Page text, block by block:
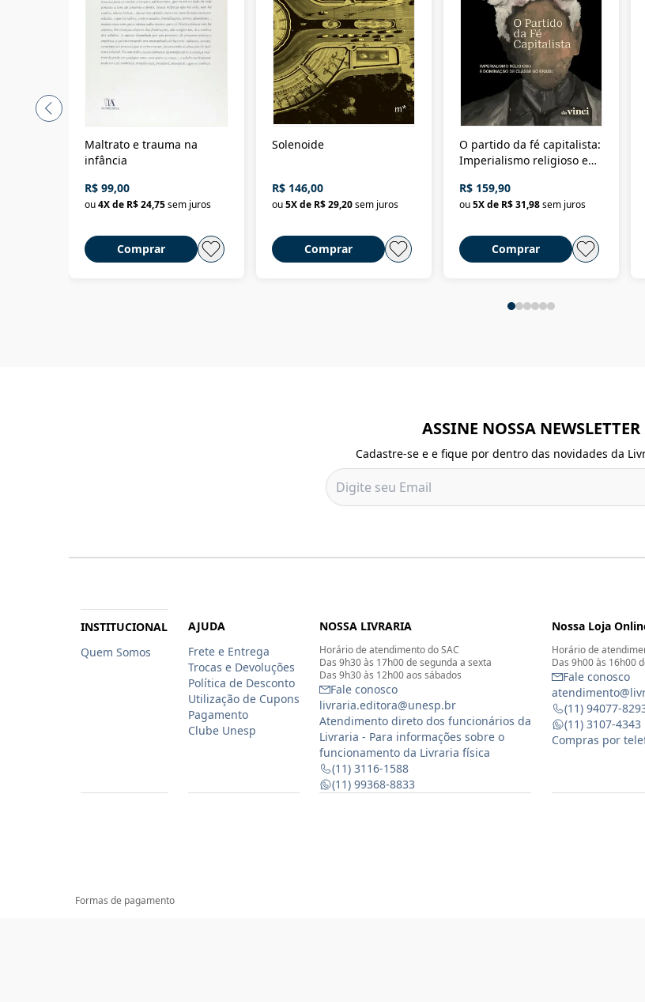
Maltrato e trauma na
infância
R$ 99,00
ou4X de R$ 24,75sem juros
Comprar
Solenoide
R$ 146,00
ou5X de R$ 29,20sem juros
Comprar
O partido da fé capitalista:
Imperialismo religioso e
Brasil
R$ 159,90
ou5X de R$ 31,98sem juros
Comprar
ASSINE NOSSA NEWSLETTER
Cadastre-se e e fique por dentro das novidades da
INSTITUCIONAL
Quem Somos
AJUDA
Frete e Entrega
Trocas e Devoluções
Política de Desconto
Utilização de Cupons
Pagamento
Clube Unesp
NOSSA LIVRARIA
Horário de atendimento do SAC
Das 9h30 às 17h00 de segunda a sexta
Das 9h30 às 12h00 aos sábados
Fale conosco
livraria.editora@unesp.br
Atendimento direto dos funcionários da
Livraria - Para informações sobre o
funcionamento da Livraria física
(11) 3116-1588
(11) 99368-8833
Nossa Loja
Horário de
Das 9h00 às 16h00
Fale conosco
(11) 94077-
(11) 3107-4343
Compras por
Formas de pagamento